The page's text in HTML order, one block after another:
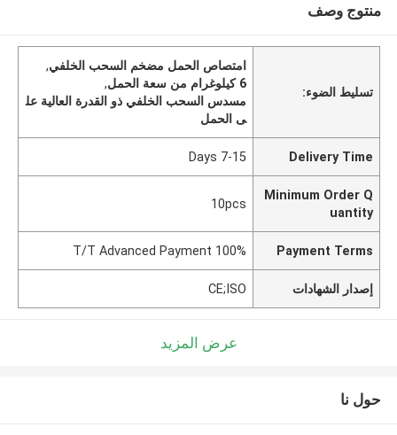
منتوج وصف
تسليط الضوء:
امتصاص الحمل مضخم السحب الخلفي,
6 كيلوغرام من سعة الحمل
,
مسدس السحب الخلفي ذو القدرة العالية عل
ى الحمل
Delivery Time
7-15 Days
Minimum Order Q
uantity
10pcs
Payment Terms
100% T/T Advanced Payment
إصدار الشهادات CE;ISO
عرض المزيد
حول نا